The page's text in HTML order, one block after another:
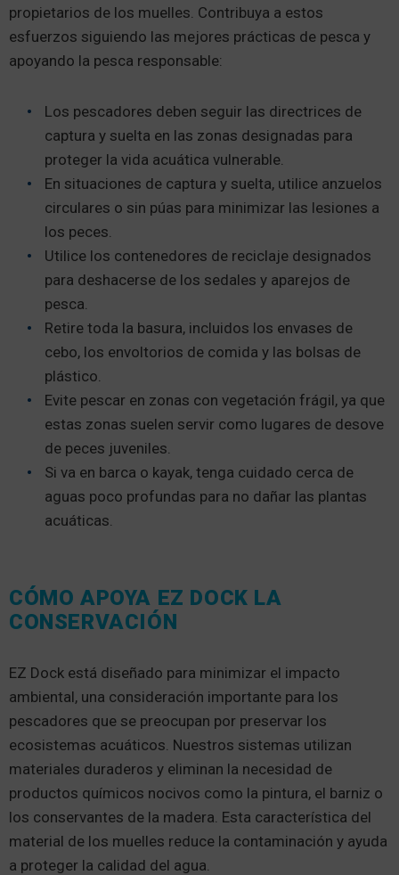
propietarios de los muelles. Contribuya a estos
esfuerzos siguiendo las mejores prácticas de pesca y
apoyando la pesca responsable:
Los pescadores deben seguir las directrices de
captura y suelta en las zonas designadas para
proteger la vida acuática vulnerable.
En situaciones de captura y suelta, utilice anzuelos
circulares o sin púas para minimizar las lesiones a
los peces.
Utilice los contenedores de reciclaje designados
para deshacerse de los sedales y aparejos de
pesca.
Retire toda la basura, incluidos los envases de
cebo, los envoltorios de comida y las bolsas de
plástico.
Evite pescar en zonas con vegetación frágil, ya que
estas zonas suelen servir como lugares de desove
de peces juveniles.
Si va en barca o kayak, tenga cuidado cerca de
aguas poco profundas para no dañar las plantas
acuáticas.
CÓMO APOYA EZ DOCK LA
CONSERVACIÓN
EZ Dock está diseñado para minimizar el impacto
ambiental, una consideración importante para los
pescadores que se preocupan por preservar los
ecosistemas acuáticos. Nuestros sistemas utilizan
materiales duraderos y eliminan la necesidad de
productos químicos nocivos como la pintura, el barniz o
los conservantes de la madera. Esta característica del
material de los muelles reduce la contaminación y ayuda
a proteger la calidad del agua.